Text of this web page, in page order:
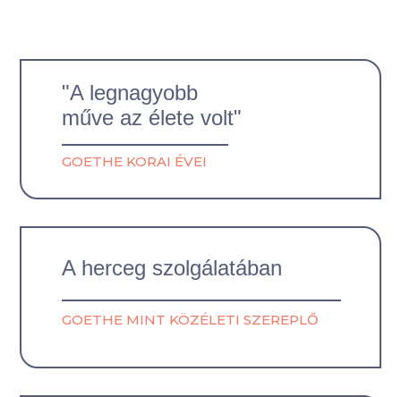
"A legnagyobb
műve az élete volt"
GOETHE KORAI ÉVEI
A herceg szolgálatában
GOETHE MINT KÖZÉLETI SZEREPLŐ